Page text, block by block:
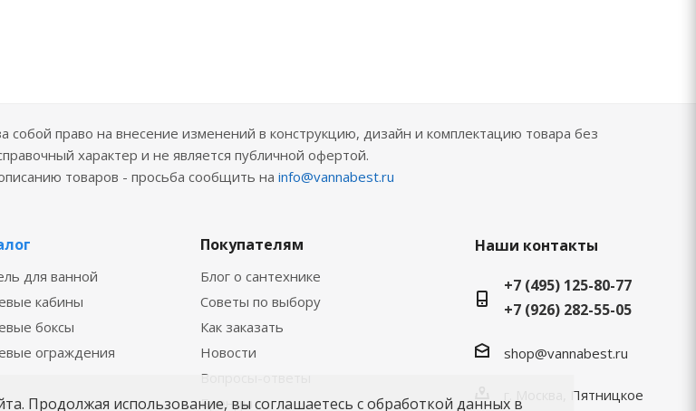
право на внесение изменений в конструкцию, дизайн и комплектацию товара без
характер и не является публичной офертой.
товаров - просьба сообщить на info@vannabest.ru
для ванной
кабины
боксы
ограждения
Покупателям
Блог о сантехнике
Советы по выбору
Как заказать
Новости
Вопросы-ответы
Бренды
Наши контакты
+7 (495) 125-80-77
+7 (926) 282-55-05
shop@vannabest.ru
г. Москва, Пятницкое
Продолжая использование, вы соглашаетесь с обработкой данных в